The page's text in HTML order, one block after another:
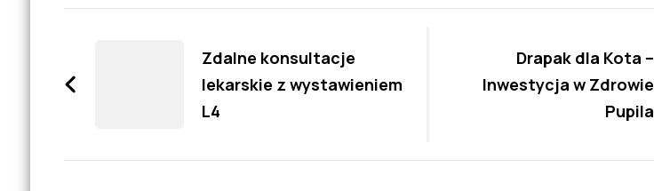
wpisy
Zdalne konsultacje
lekarskie z wystawieniem
L4
Drapak dla Kota –
Inwestycja w Zdrowie
Pupila